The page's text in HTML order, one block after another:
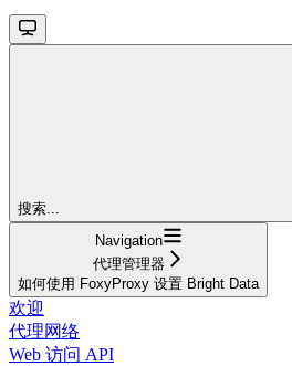
搜索...
Navigation
代理管理器
如何使用 FoxyProxy 设置 Bright Data
欢迎
代理网络
Web 访问 API